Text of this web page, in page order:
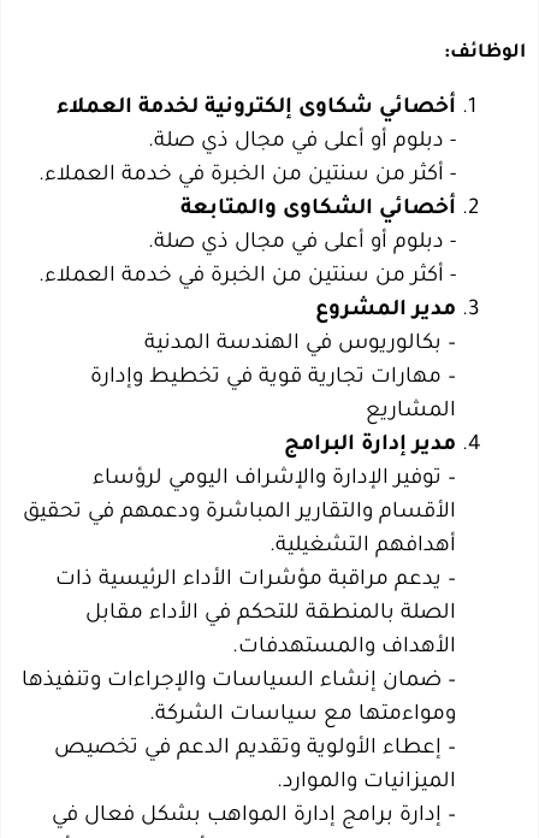
الوظائف:
– بكالوريوس في الهندسة المدنية
– مهارات تجارية قوية في تخطيط وإدارة
المشاريع
– توفير الإدارة والإشراف اليومي لرؤساء
الأقسام والتقارير المباشرة ودعمهم في تحقيق
أهدافهم التشغيلية.
– يدعم مراقبة مؤشرات الأداء الرئيسية ذات
الصلة بالمنطقة للتحكم في الأداء مقابل
الأهداف والمستهدفات.
– ضمان إنشاء السياسات والإجراءات وتنفيذها
ومواءمتها مع سياسات الشركة.
– إعطاء الأولوية وتقديم الدعم في تخصيص
الميزانيات والموارد.
– إدارة برامج إدارة المواهب بشكل فعال في